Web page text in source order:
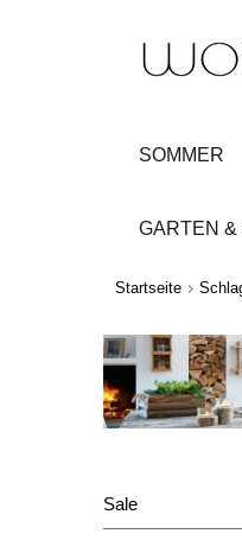
SOMMER
GARTEN &
Startseite
Sale